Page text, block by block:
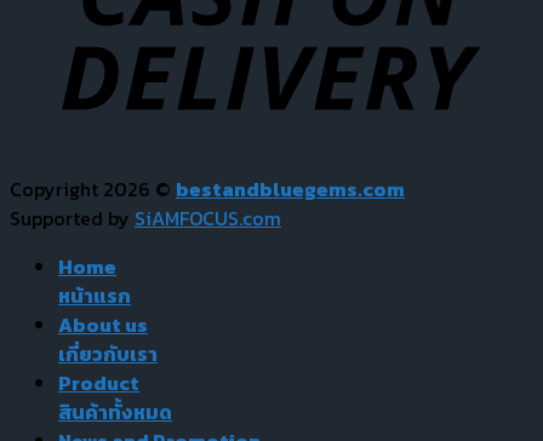
Copyright 2026 © bestandbluegems.com
Supported by SiAMFOCUS.com
Home
หน้าแรก
About us
เกี่ยวกับเรา
Product
สินค้าทั้งหมด